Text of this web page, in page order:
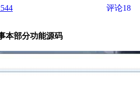
评论18
本部分功能源码